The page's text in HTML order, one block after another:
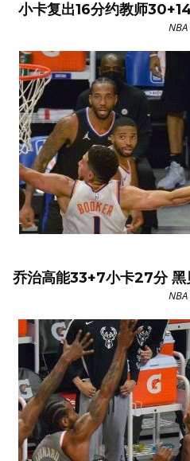
小卡复出16分约教师
NBA
乔治高能33+7小卡27分 黑
NBA